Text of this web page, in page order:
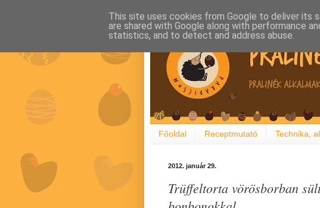
Főoldal Receptmutató Technika,
2012. január 29.
Trüffeltorta vörösborban
This site uses cookies from Google to deliver its
are shared with Google along with performance
statistics, and to detect and address abuse.